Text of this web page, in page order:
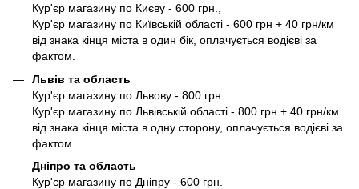
Кур'єр магазину по Києву - 600 грн.,
Кур'єр магазину по Київській області - 600 грн + 40 грн/км
від знака кінця міста в один бік, оплачується водієві за
фактом.
Львів та область
Кур'єр магазину по Львову - 800 грн.
Кур'єр магазину по Львівській області - 800 грн + 40 грн/км
від знака кінця міста в одну сторону, оплачується водієві за
фактом.
Дніпро та область
Кур'єр магазину по Дніпру - 600 грн.